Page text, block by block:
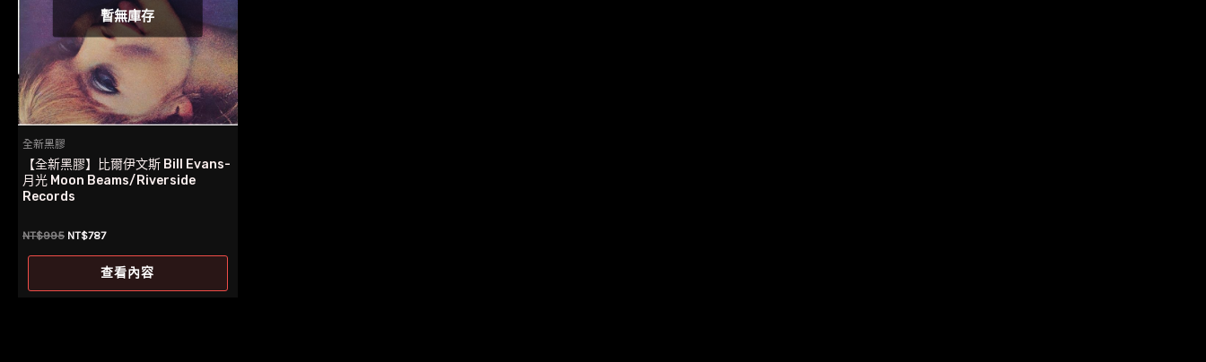
暫無庫存
全新黑膠
【全新黑膠】比爾伊文斯 Bill Evans-
月光 Moon Beams/Riverside
Records
NT$995 原
NT$995。
NT$787目
價
格：
NT$787。
查看內容